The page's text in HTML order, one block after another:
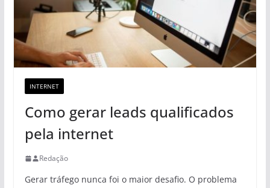
INTERNET
Como gerar leads qualificados
pela internet
Redação
Gerar tráfego nunca foi o maior desafio. O problema